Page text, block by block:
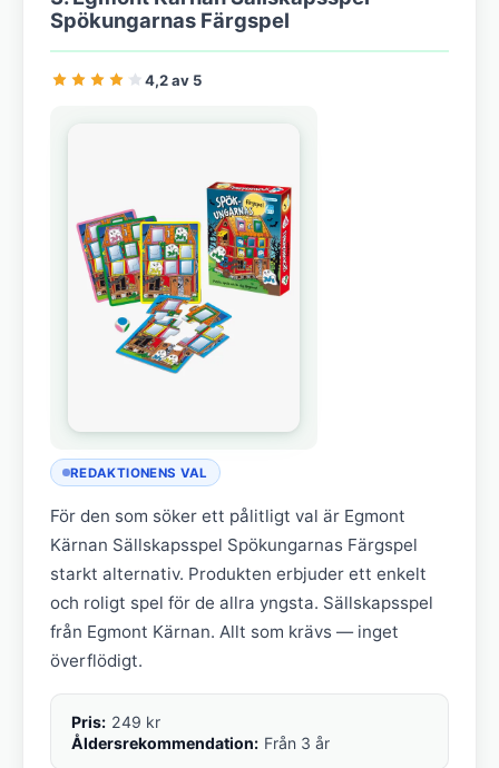
Spökungarnas Färgspel
4,2 av 5
REDAKTIONENS VAL
För den som söker ett pålitligt val är Egmont
Kärnan Sällskapsspel Spökungarnas Färgspel
starkt alternativ. Produkten erbjuder ett enkelt
och roligt spel för de allra yngsta. Sällskapsspel
från Egmont Kärnan. Allt som krävs — inget
överflödigt.
Pris: 249 kr
Åldersrekommendation: Från 3 år